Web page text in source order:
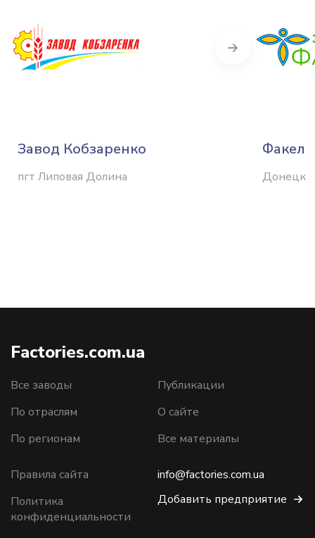
Завод Кобзаренко
пгт Липовая Долина
Факел
Донецк
Next
Factories.com.ua
Все заводы
По отраслям
По регионам
Публикации
О сайте
Все материалы
Правила сайта
Политика
конфиденциальности
info@factories.com.ua
Добавить предприятие